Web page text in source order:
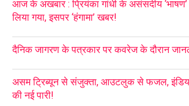
आज के अखबार : प्रियंका गांधी के असंसदीय ‘भाषण’
लिया गया, इसपर ‘हंगामा’ खबर!
दैनिक जागरण के पत्रकार पर कवरेज के दौरान
असम ट्रिब्यून से संजुक्ता, आउटलुक से फजल,
की नई पारी!